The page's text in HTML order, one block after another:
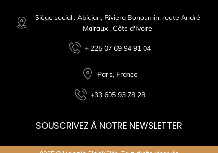
Siège social : Abidjan, Riviera Bonoumin, route André
Malraux , Côte d'Ivoire
+ 225 07 69 94 91 04
Paris, France
+33 605 93 78 28
SOUSCRIVEZ À NOTRE NEWSLETTER